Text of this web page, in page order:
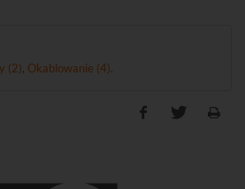
(2) Okablowanie (4)